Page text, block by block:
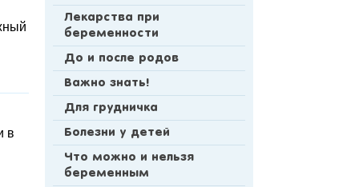
в
Лекарства при
беременности
До и после родов
Важно знать!
Для грудничка
Болезни у детей
Что можно и нельзя
беременным